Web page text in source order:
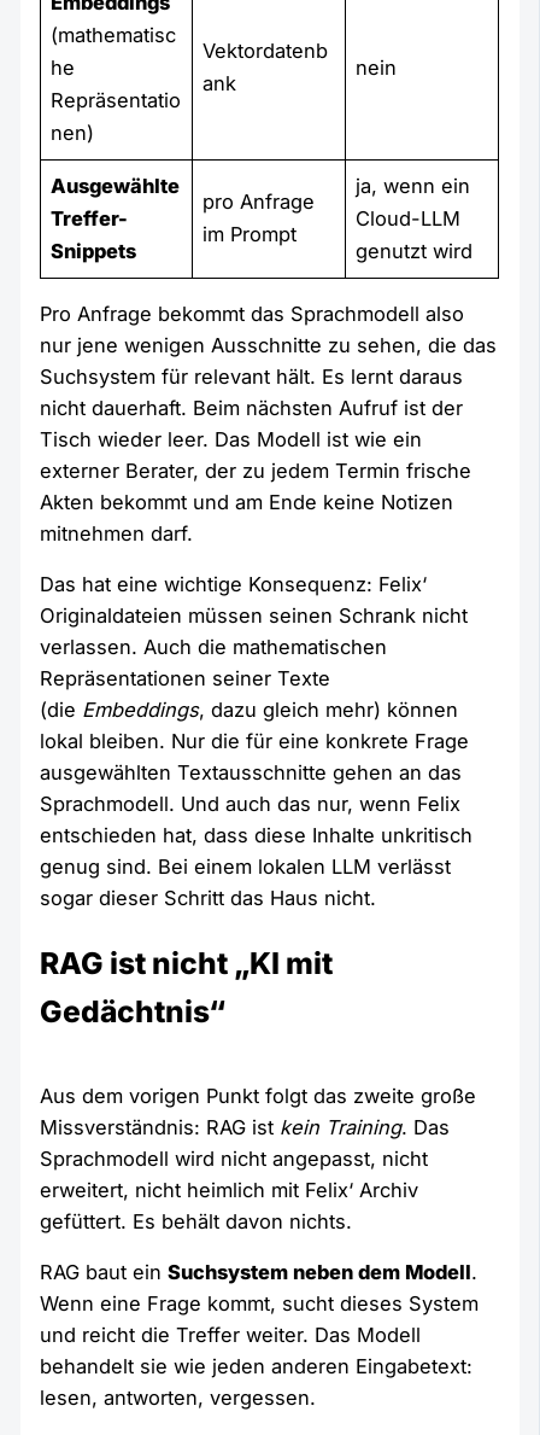
(mathematisc
he
Repräsentatio
nen)
Vektordatenb
ank
nein
Ausgewählte
Treffer-
Snippets
pro Anfrage
im Prompt
ja, wenn ein
Cloud-LLM
genutzt wird
Pro Anfrage bekommt das Sprachmodell also
nur jene wenigen Ausschnitte zu sehen, die das
Suchsystem für relevant hält. Es lernt daraus
nicht dauerhaft. Beim nächsten Aufruf ist der
Tisch wieder leer. Das Modell ist wie ein
externer Berater, der zu jedem Termin frische
Akten bekommt und am Ende keine Notizen
mitnehmen darf.
Das hat eine wichtige Konsequenz: Felix‘
Originaldateien müssen seinen Schrank nicht
verlassen. Auch die mathematischen
Repräsentationen seiner Texte
(die Embeddings, dazu gleich mehr) können
lokal bleiben. Nur die für eine konkrete Frage
ausgewählten Textausschnitte gehen an das
Sprachmodell. Und auch das nur, wenn Felix
entschieden hat, dass diese Inhalte unkritisch
genug sind. Bei einem lokalen LLM verlässt
sogar dieser Schritt das Haus nicht.
RAG ist nicht „KI mit
Gedächtnis“
Aus dem vorigen Punkt folgt das zweite große
Missverständnis: RAG ist kein Training. Das
Sprachmodell wird nicht angepasst, nicht
erweitert, nicht heimlich mit Felix‘ Archiv
gefüttert. Es behält davon nichts.
RAG baut einSuchsystem neben dem Modell.
Wenn eine Frage kommt, sucht dieses System
und reicht die Treffer weiter. Das Modell
behandelt sie wie jeden anderen Eingabetext:
lesen, antworten, vergessen.